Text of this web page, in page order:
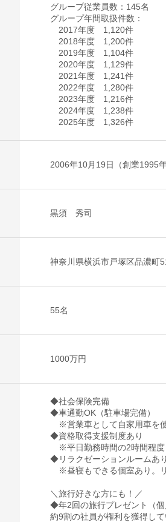
グループ従業員数：145名
グループ年間取扱件数：
2017年度 1,120件
2018年度 1,200件
2019年度 1,104件
2020年度 1,129件
2021年度 1,241件
2022年度 1,280件
2023年度 1,216件
2024年度 1,238件
2025年度 1,326件
2006年10月19日（創業1995年
黒須 秀司
神奈川県横浜市戸塚区品濃町
55名
1000万円
◆社会保険完備
◆車通勤OK（駐車場完備）
※営業車として自家用車を
◆資格取得支援制度あり
※平日勤務時間の2時間程度
◆リラクゼーションルームあり
※昼寝もできる個室あり。
＼旅行好きな方にも！／
◆年2回の旅行プレゼント（個
約9割の社員が権利を獲得して